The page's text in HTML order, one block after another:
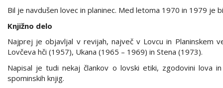
Bil je navdušen lovec in planinec. Med letoma 1970 in 1979 je
Knjižno delo
Najprej je objavljal v revijah, največ v Lovcu in Planinskem
Lovčeva hči (1957), Ukana (1965 – 1969) in Stena (1973).
Napisal je tudi nekaj člankov o lovski etiki, zgodovini lova
spominskih knjig.